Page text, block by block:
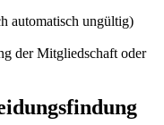
automatisch ungültig)
der Mitgliedschaft oder